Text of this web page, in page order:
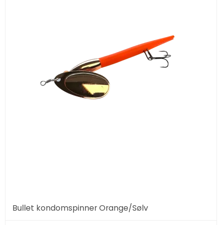
Bullet kondomspinner Orange/Sølv